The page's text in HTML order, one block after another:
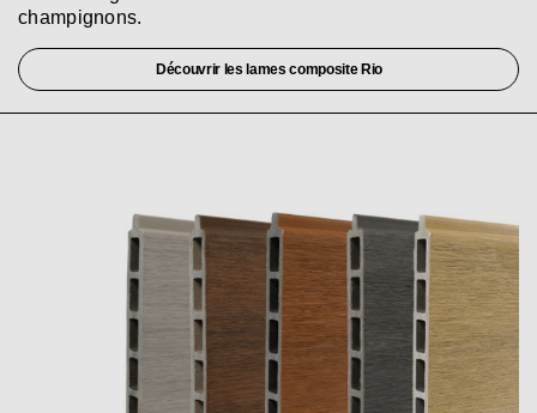
champignons.
Découvrir les lames composite Rio